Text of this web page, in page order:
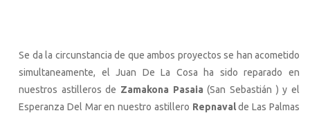
Se da la circunstancia de que ambos proyectos se han acometido
simultaneamente, el Juan De La Cosa ha sido reparado en
nuestros astilleros de Zamakona Pasaia (San Sebastián ) y el
Esperanza Del Mar en nuestro astillero Repnavalde Las Palmas